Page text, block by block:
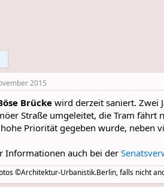
2015
Brückewird derzeit saniert. Zwei
Straße umgeleitet, die Tram fährt
Priorität gegeben wurde, neben
Informationen auch bei der
©Architektur-Urbanistik.Berlin, falls nicht